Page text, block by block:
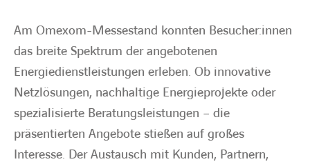
Am Omexom-Messestand konnten Besucher:innen
das breite Spektrum der angebotenen
Energiedienstleistungen erleben. Ob innovative
Netzlösungen, nachhaltige Energieprojekte oder
spezialisierte Beratungsleistungen – die
präsentierten Angebote stießen auf großes
Interesse. Der Austausch mit Kunden, Partnern,